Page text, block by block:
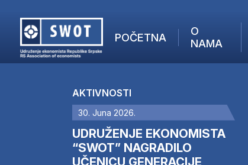
POČETNA
O
NAMA
AKTUELNO
ANALIZE
KOMPANIJE
FINANSIJE
AKTIVNOSTI
30. Juna 2026.
UDRUŽENJE EKONOMISTA
“SWOT” NAGRADILO
UČENICU GENERACIJE